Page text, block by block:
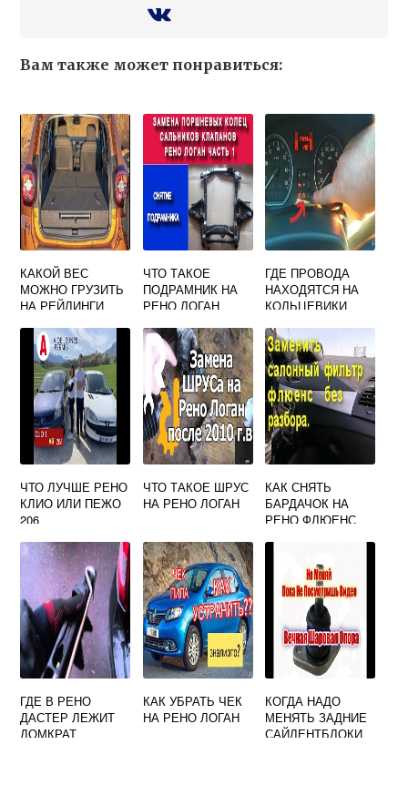
Вам также может понравиться:
КАКОЙ ВЕС
МОЖНО ГРУЗИТЬ
НА РЕЙЛИНГИ
ЧТО ТАКОЕ
ПОДРАМНИК НА
РЕНО ЛОГАН
ГДЕ ПРОВОДА
НАХОДЯТСЯ НА
КОЛЬЦЕВИКИ
ДВЕРЕЙ РЕНО
ЛОГАН 2014
ЧТО ЛУЧШЕ РЕНО
КЛИО ИЛИ ПЕЖО
206
ЧТО ТАКОЕ ШРУС
НА РЕНО ЛОГАН
КАК СНЯТЬ
БАРДАЧОК НА
РЕНО ФЛЮЕНС
ГДЕ В РЕНО
ДАСТЕР ЛЕЖИТ
ДОМКРАТ
КАК УБРАТЬ ЧЕК
НА РЕНО ЛОГАН
КОГДА НАДО
МЕНЯТЬ ЗАДНИЕ
САЙЛЕНТБЛОКИ